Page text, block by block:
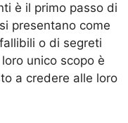
è il primo passo di
presentano come
o di segreti
unico scopo è
a credere alle loro